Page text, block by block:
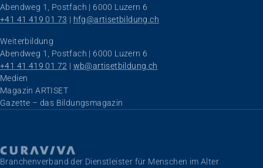
Abendweg 1, Postfach | 6000 Luzern 6
+41 41 419 01 73 | hfg@artisetbildung.ch
Weiterbildung
Abendweg 1, Postfach | 6000 Luzern 6
+41 41 419 01 72 | wb@artisetbildung.ch
Navigation überspringen
Medien
Magazin ARTISET
Gazette – das Bildungsmagazin
Branchenverband der Dienstleister für Menschen im Alter